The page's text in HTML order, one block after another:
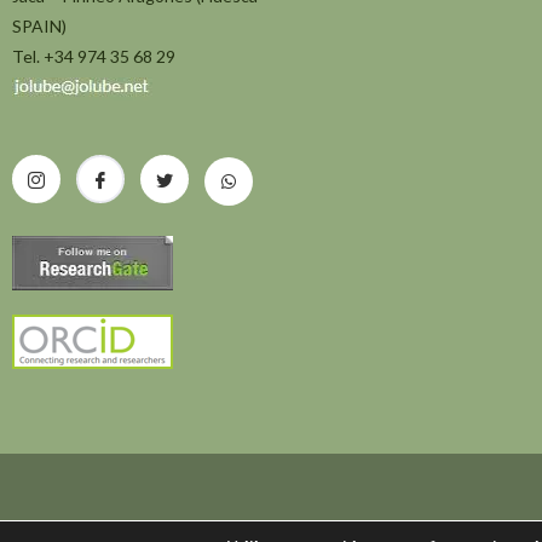
SPAIN)
Tel. +34 974 35 68 29